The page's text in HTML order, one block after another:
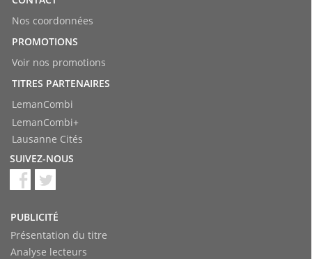
PUBLICITÉ
Présentation du titre
Analyse lecteurs
Nos coordonnées
PROMOTIONS
Voir nos promotions
TITRES PARTENAIRES
LemanCombi
LemanCombi+
Lausanne Cités
SUIVEZ-NOUS